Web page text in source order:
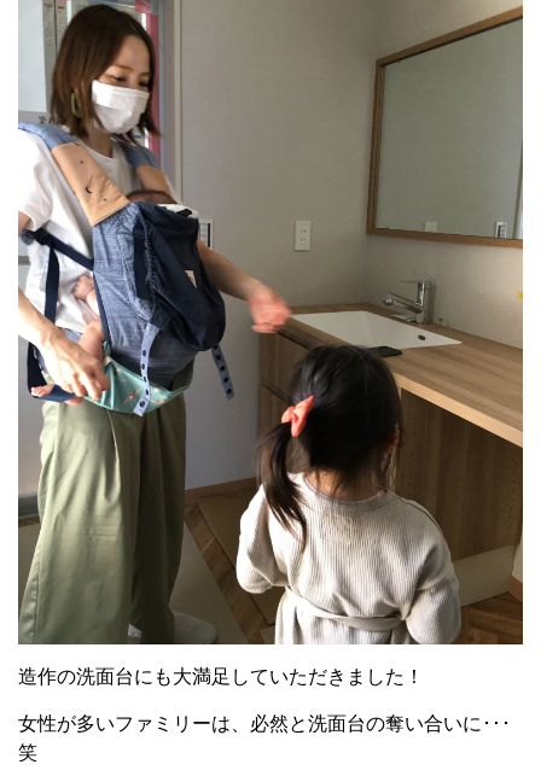
造作の洗面台にも大満足していただきました！
女性が多いファミリーは、必然と洗面台の奪い合いに･･･
笑